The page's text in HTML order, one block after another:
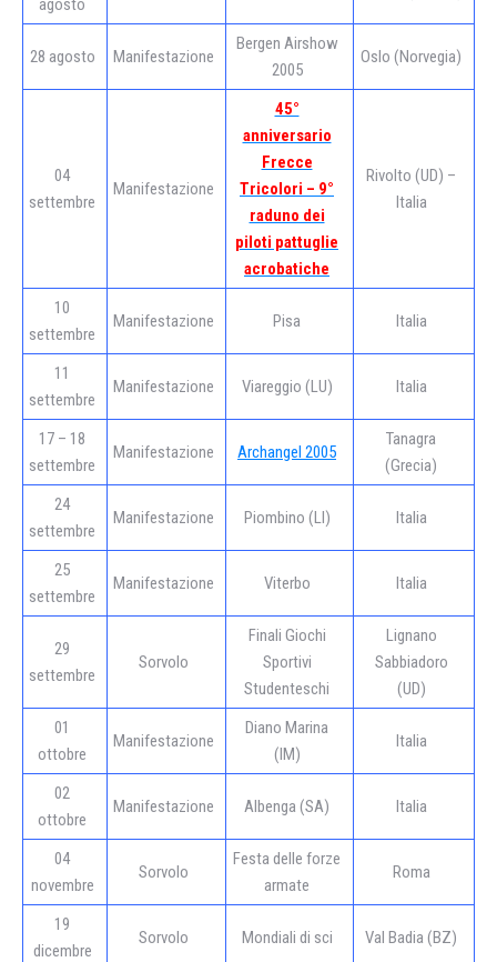
agosto
28 agosto Manifestazione
Bergen Airshow
2005
Oslo (Norvegia)
04
settembre
Manifestazione
45°
anniversario
Frecce
Tricolori – 9°
raduno dei
piloti pattuglie
acrobatiche
Rivolto (UD) –
Italia
10
settembre
Manifestazione Pisa Italia
11
settembre
Manifestazione Viareggio (LU) Italia
17 – 18
settembre
Manifestazione Archangel 2005
Tanagra
(Grecia)
24
settembre
Manifestazione Piombino (LI) Italia
25
settembre
Manifestazione Viterbo Italia
29
settembre
Sorvolo
Finali Giochi
Sportivi
Studenteschi
Lignano
Sabbiadoro
(UD)
01
ottobre
Manifestazione
Diano Marina
(IM)
Italia
02
ottobre
Manifestazione Albenga (SA) Italia
04
novembre
Sorvolo
Festa delle forze
armate
Roma
19
dicembre
Sorvolo Mondiali di sci Val Badia (BZ)